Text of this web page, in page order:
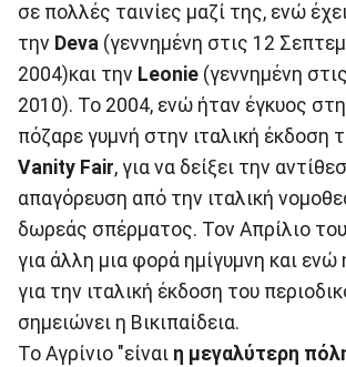
σε πολλές ταινίες μαζί της, ενώ
την Deva (γεννημένη στις 12
2004)και την Leonie (γεννημένη
2010). Το 2004, ενώ ήταν έγκυος
πόζαρε γυμνή στην ιταλική έκδοση
Vanity Fair, για να δείξει την
απαγόρευση από την ιταλική
δωρεάς σπέρματος. Τον Απρίλιο
για άλλη μια φορά ημίγυμνη και ενώ
για την ιταλική έκδοση του
σημειώνει η Βικιπαίδεια.
To Aγρίνιο "είναι η μεγαλύτερη